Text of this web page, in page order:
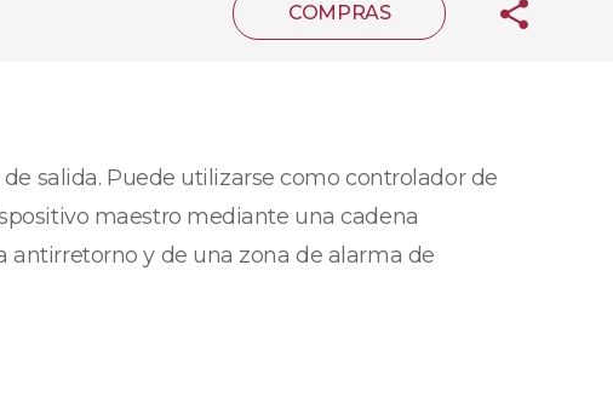
COMPRAS
salida. Puede utilizarse como controlador de
maestro mediante una cadena
antirretorno y de una zona de alarma de